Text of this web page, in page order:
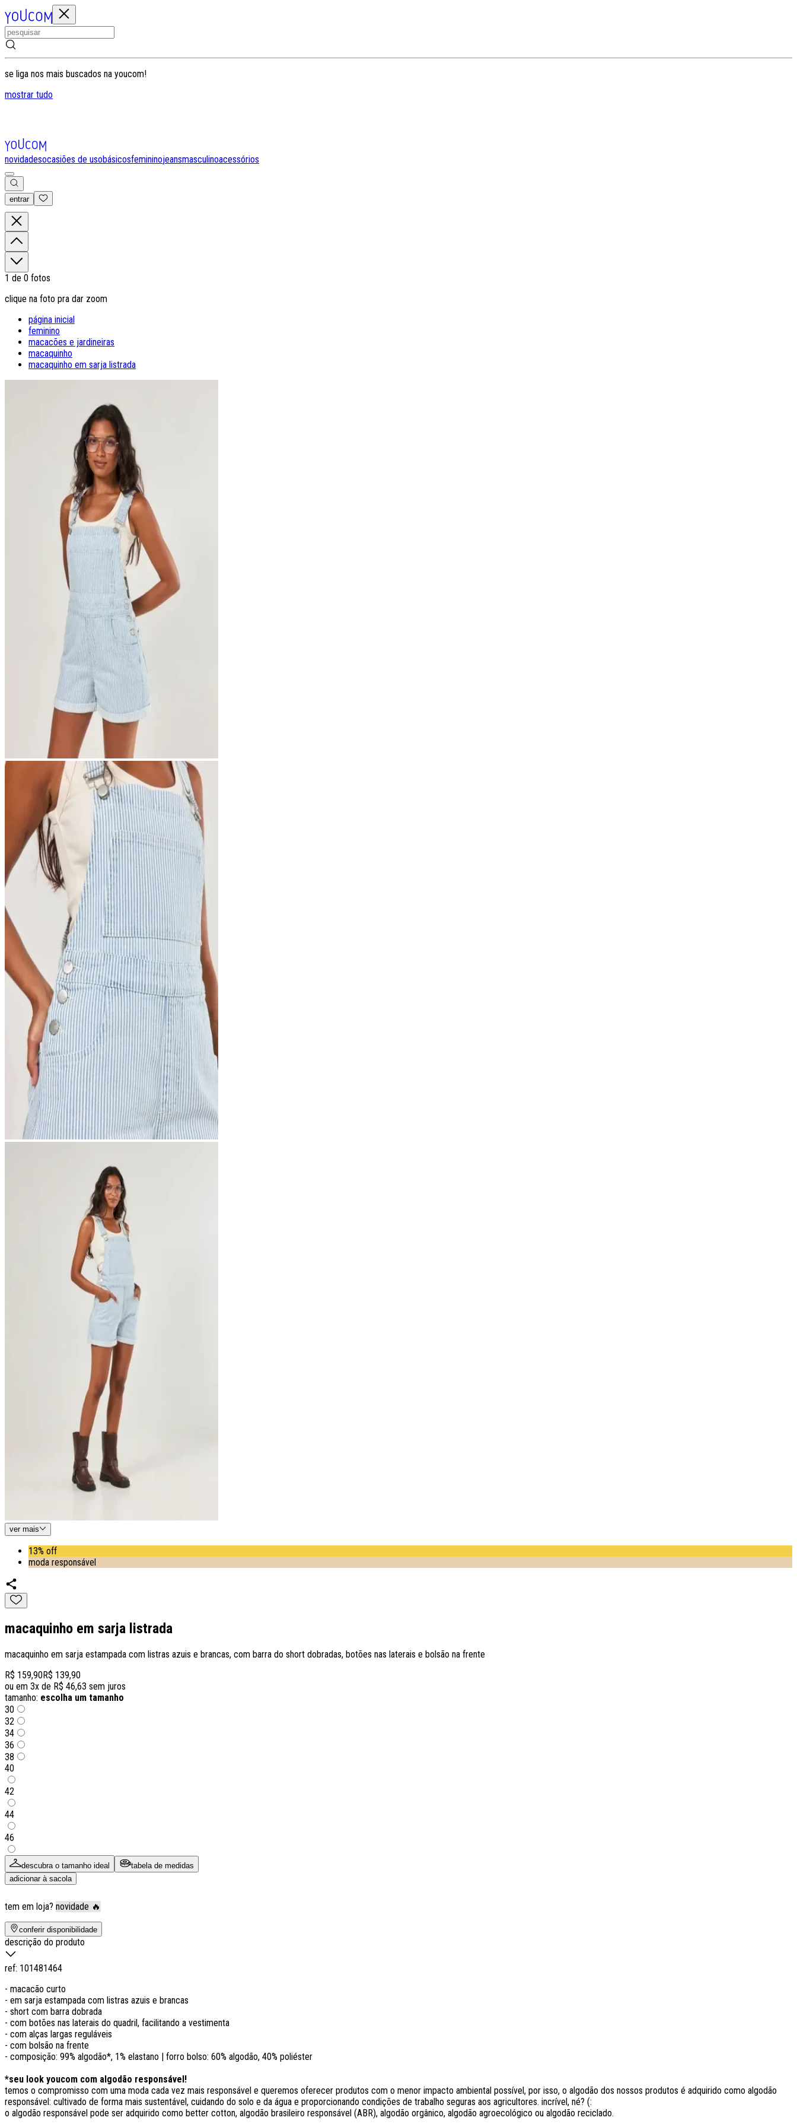
se liga nos mais buscados na youcom!
mostrar tudo
novidadesocasiões de usobásicosfemininojeansmasculinoacessórios
entrar
1 de 0 fotos
clique na foto pra dar zoom
página inicial
feminino
macacões e jardineiras
macaquinho
macaquinho em sarja listrada
ver mais
13% off
moda responsável
macaquinho em sarja listrada
macaquinho em sarja estampada com listras azuis e brancas, com barra do short dobradas, botões nas laterais e bolsão na frente
R$ 159,90 R$ 139,90
ou em 3x de R$ 46,63 sem juros
tamanho: escolha um tamanho
30
32
34
36
38
40
42
44
46
descubra o tamanho ideal
tabela de medidas
adicionar à sacola
tem em loja? novidade 🔥
conferir disponibilidade
descrição do produto
ref: 101481464
- macacão curto
- em sarja estampada com listras azuis e brancas
- short com barra dobrada
- com botões nas laterais do quadril, facilitando a vestimenta
- com alças largas reguláveis
- com bolsão na frente
- composição: 99% algodão*, 1% elastano | forro bolso: 60% algodão, 40% poliéster
*seu look youcom com algodão responsável!
temos o compromisso com uma moda cada vez mais responsável e queremos oferecer produtos com o menor impacto ambiental possível, por isso, o algodão dos nossos produtos é adquirido como algodão
responsável: cultivado de forma mais sustentável, cuidando do solo e da água e proporcionando condições de trabalho seguras aos agricultores. incrível, né? (:
o algodão responsável pode ser adquirido como better cotton, algodão brasileiro responsável (ABR), algodão orgânico, algodão agroecológico ou algodão reciclado.